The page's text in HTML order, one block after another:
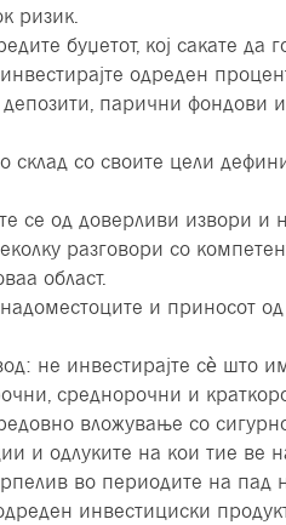
ризик.
буџетот, кој сакате
одреден
парични фондови
склад со своите цели
се од доверливи извори и
разговори со
област.
и приносот
не инвестирајте сѐ што
среднорочни и
вложување со
и одлуките на кои тие ве
во периодите на пад
инвестициски